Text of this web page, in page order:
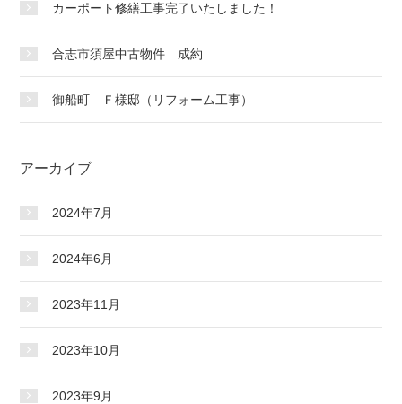
カーポート修繕工事完了いたしました！
合志市須屋中古物件 成約
御船町 Ｆ様邸（リフォーム工事）
アーカイブ
2024年7月
2024年6月
2023年11月
2023年10月
2023年9月